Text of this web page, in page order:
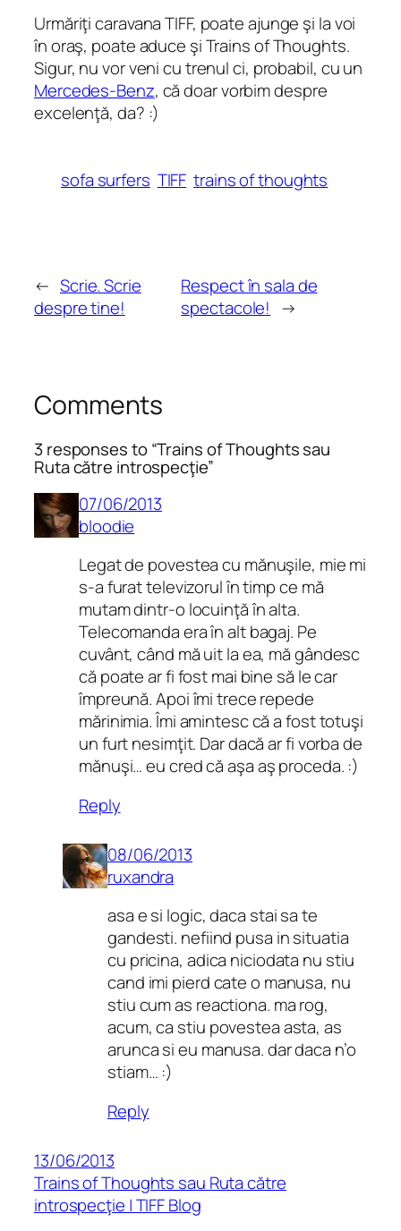
Urmăriţi caravana TIFF, poate ajunge şi la voi
în oraş, poate aduce şi Trains of Thoughts.
Sigur, nu vor veni cu trenul ci, probabil, cu un
Mercedes-Benz, că doar vorbim despre
excelenţă, da? :)
sofa surfers TIFF trains of thoughts
← Scrie. Scrie
despre tine!
Respect în sala de
spectacole! →
Comments
3 responses to “Trains of Thoughts sau
Ruta către introspecţie”
07/06/2013
bloodie
Legat de povestea cu mănuşile, mie mi
s-a furat televizorul în timp ce mă
mutam dintr-o locuinţă în alta.
Telecomanda era în alt bagaj. Pe
cuvânt, când mă uit la ea, mă gândesc
că poate ar fi fost mai bine să le car
împreună. Apoi îmi trece repede
mărinimia. Îmi amintesc că a fost totuşi
un furt nesimţit. Dar dacă ar fi vorba de
mănuşi… eu cred că aşa aş proceda. :)
Reply
08/06/2013
ruxandra
asa e si logic, daca stai sa te
gandesti. nefiind pusa in situatia
cu pricina, adica niciodata nu stiu
cand imi pierd cate o manusa, nu
stiu cum as reactiona. ma rog,
acum, ca stiu povestea asta, as
arunca si eu manusa. dar daca n’o
stiam… :)
Reply
13/06/2013
Trains of Thoughts sau Ruta către
introspecţie | TIFF Blog